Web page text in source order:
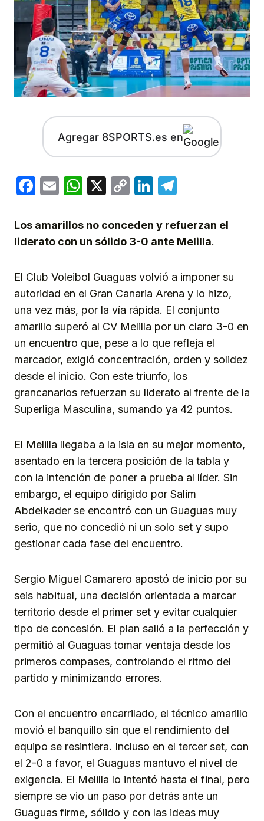
Agregar 8SPORTS.es en
Facebook
EmailWhatsApp
X
CopyLinkedIn
Los amarillos no conceden y refuerzan el
liderato con un sólido 3-0 ante Melilla.
El Club Voleibol Guaguas volvió a imponer su
autoridad en el Gran Canaria Arena y lo hizo,
una vez más, por la vía rápida. El conjunto
amarillo superó al CV Melilla por un claro 3-0 en
un encuentro que, pese a lo que refleja el
marcador, exigió concentración, orden y solidez
desde el inicio. Con este triunfo, los
grancanarios refuerzan su liderato al frente de la
Superliga Masculina, sumando ya 42 puntos.
El Melilla llegaba a la isla en su mejor momento,
asentado en la tercera posición de la tabla y
con la intención de poner a prueba al líder. Sin
embargo, el equipo dirigido por Salim
Abdelkader se encontró con un Guaguas muy
serio, que no concedió ni un solo set y supo
gestionar cada fase del encuentro.
Sergio Miguel Camarero apostó de inicio por su
seis habitual, una decisión orientada a marcar
territorio desde el primer set y evitar cualquier
tipo de concesión. El plan salió a la perfección y
permitió al Guaguas tomar ventaja desde los
primeros compases, controlando el ritmo del
partido y minimizando errores.
Con el encuentro encarrilado, el técnico amarillo
movió el banquillo sin que el rendimiento del
equipo se resintiera. Incluso en el tercer set, con
el 2-0 a favor, el Guaguas mantuvo el nivel de
exigencia. El Melilla lo intentó hasta el final, pero
siempre se vio un paso por detrás ante un
Guaguas firme, sólido y con las ideas muy